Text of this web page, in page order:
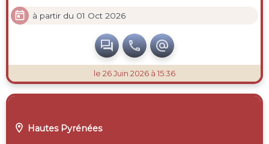
 à partir du 01 Oct 2026
  
le 26 Juin 2026 à 15:36
 Hautes Pyrénées